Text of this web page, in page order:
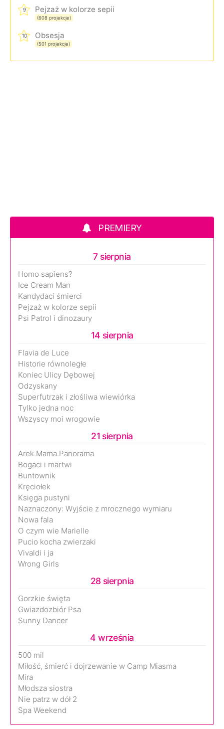
9 Pejzaż w kolorze sepii
(608 projekcje)
10 Obsesja
(501 projekcje)
PREMIERY
7 sierpnia
Homo sapiens?
Ice Cream Man
Kandydaci śmierci
Pejzaż w kolorze sepii
Psi Patrol i dinozaury
14 sierpnia
Flavia de Luce
Historie równoległe
Koniec Ulicy Dębowej
Odzyskany
Superfutrzak i złośliwa wiewiórka
Tylko jedna noc
Wszyscy moi wrogowie
21 sierpnia
Arek.Mama.Panorama
Bogaci i martwi
Buntownik
Kręciołek
Księga pustyni
Naznaczony: Wyjście z mrocznego wymiaru
Nowa fala
O czym wie Marielle
Pucio kocha zwierzaki
Vivaldi i ja
Wrong Girls
28 sierpnia
Gorzkie święta
Gwiazdozbiór Psa
Sunny Dancer
4 września
500 mil
Miłość, śmierć i dojrzewanie w Camp Miasma
Mira
Młodsza siostra
Nie patrz w dół 2
Spa Weekend